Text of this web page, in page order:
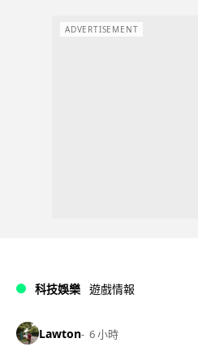
ADVERTISEMENT
科技娛樂 遊戲情報
Lawton 6 小時